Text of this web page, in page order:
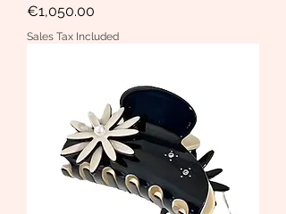
Price
€1,050.00
Sales Tax Included